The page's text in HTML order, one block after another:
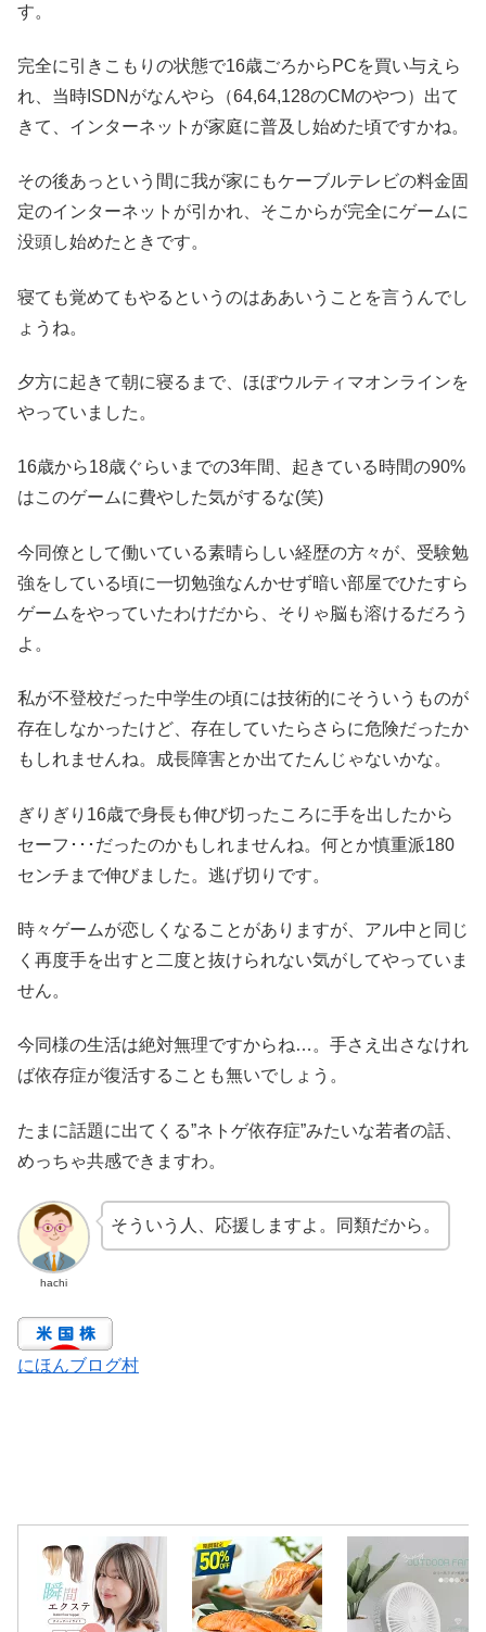
す。
完全に引きこもりの状態で16歳ごろからPCを買い与えら
れ、当時ISDNがなんやら（64,64,128のCMのやつ）出て
きて、インターネットが家庭に普及し始めた頃ですかね。
その後あっという間に我が家にもケーブルテレビの料金固
定のインターネットが引かれ、そこからが完全にゲームに
没頭し始めたときです。
寝ても覚めてもやるというのはああいうことを言うんでし
ょうね。
夕方に起きて朝に寝るまで、ほぼウルティマオンラインを
やっていました。
16歳から18歳ぐらいまでの3年間、起きている時間の90%
はこのゲームに費やした気がするな(笑)
今同僚として働いている素晴らしい経歴の方々が、受験勉
強をしている頃に一切勉強なんかせず暗い部屋でひたすら
ゲームをやっていたわけだから、そりゃ脳も溶けるだろう
よ。
私が不登校だった中学生の頃には技術的にそういうものが
存在しなかったけど、存在していたらさらに危険だったか
もしれませんね。成長障害とか出てたんじゃないかな。
ぎりぎり16歳で身長も伸び切ったころに手を出したから
セーフ･･･だったのかもしれませんね。何とか慎重派180
センチまで伸びました。逃げ切りです。
時々ゲームが恋しくなることがありますが、アル中と同じ
く再度手を出すと二度と抜けられない気がしてやっていま
せん。
今同様の生活は絶対無理ですからね…。手さえ出さなけれ
ば依存症が復活することも無いでしょう。
たまに話題に出てくる”ネトゲ依存症”みたいな若者の話、
めっちゃ共感できますわ。
hachi
そういう人、応援しますよ。同類だから。
にほんブログ村